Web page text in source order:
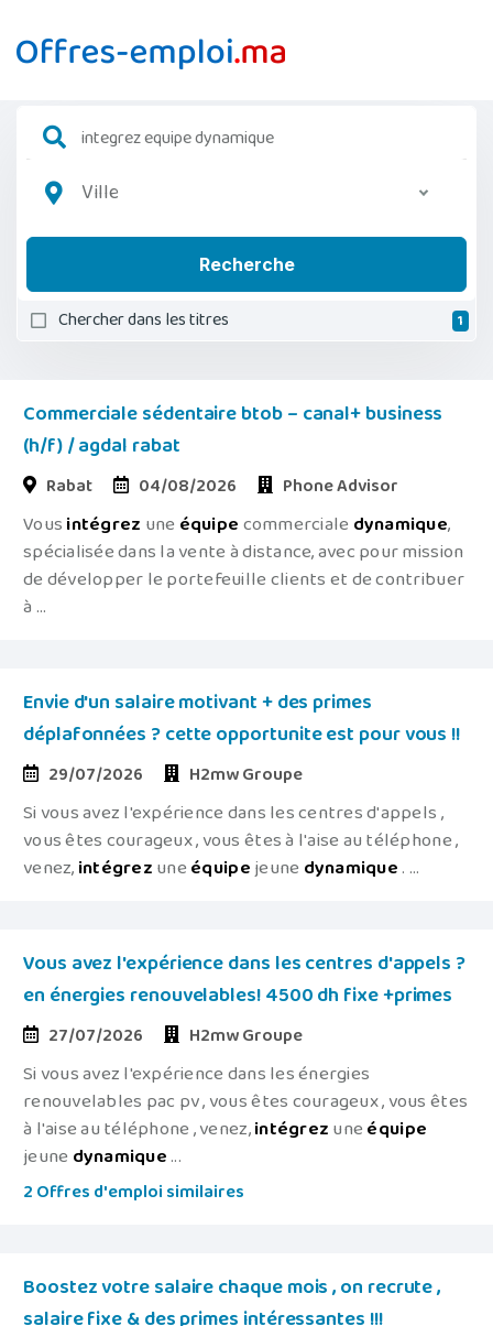
Ville
Recherche
Chercher dans les titres 1
Commerciale sédentaire btob – canal+ business
(h/f) / agdal rabat
Rabat 04/08/2026 Phone Advisor
Vousintégrez une équipecommerciale dynamique,
spécialisée dans la vente à distance, avec pour mission
de développer le portefeuille clients et de contribuer
à ...
Envie d'un salaire motivant + des primes
déplafonnées ? cette opportunite est pour vous !!
29/07/2026 H2mw Groupe
Si vous avez l'expérience dans les centres d'appels ,
vous êtes courageux , vous êtes à l'aise au téléphone ,
venez,intégrezuneéquipejeune dynamique. ...
Vous avez l'expérience dans les centres d'appels ?
en énergies renouvelables! 4500 dh fixe +primes
27/07/2026 H2mw Groupe
Si vous avez l'expérience dans les énergies
renouvelables pac pv , vous êtes courageux , vous êtes
à l'aise au téléphone , venez,intégrezuneéquipe
jeune dynamique...
2 Offres d'emploi similaires
Boostez votre salaire chaque mois , on recrute ,
salaire fixe & des primes intéressantes !!!